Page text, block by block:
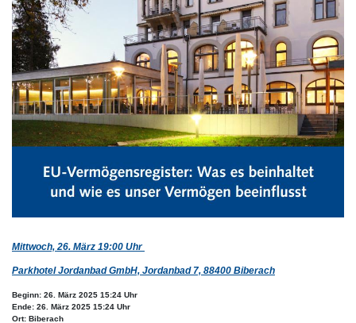
Mittwoch, 26. März 19:00 Uhr
Parkhotel Jordanbad GmbH, Jordanbad 7, 88400 Biberach
Beginn: 26. März 2025 15:24 Uhr
Ende: 26. März 2025 15:24 Uhr
Ort: Biberach